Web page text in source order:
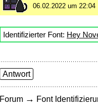
06.02.2022 um 22:04
Identifizierter Font: Hey
Antwort
Forum → Font